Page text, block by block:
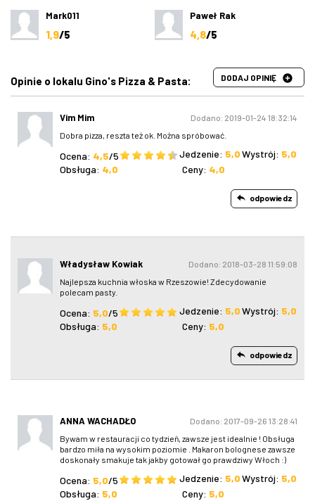
Mark011
1,9/5
Paweł Rak
4,8/5
Opinie o lokalu Gino's Pizza & Pasta: DODAJ OPINIĘ
Vim Mim
Dodano: 2019-01-24 18:32:14
Dobra pizza, reszta też ok. Można spróbować.
Ocena: 4,5/5 Jedzenie: 5,0Wystrój: 5,0
Obsługa: 4,0 Ceny: 4,0
odpowiedz
Władysław Kowiak
Dodano: 2018-03-28 11:59:08
Najlepsza kuchnia włoska w Rzeszowie! Zdecydowanie
polecam pasty.
Ocena: 5,0/5 Jedzenie: 5,0Wystrój: 5,0
Obsługa: 5,0 Ceny: 5,0
odpowiedz
ANNA WACHADŁO
Dodano: 2017-09-26 13:28:41
Bywam w restauracji co tydzień, zawsze jest idealnie ! Obsługa
bardzo miła na wysokim poziomie . Makaron bolognese zawsze
doskonały smakuje tak jakby gotował go prawdziwy Włoch :)
Ocena: 5,0/5 Jedzenie: 5,0Wystrój: 5,0
Obsługa: 5,0 Ceny: 5,0